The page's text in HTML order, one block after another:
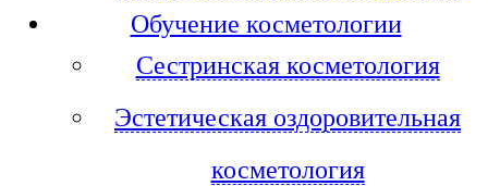
Обучение косметологии
Сестринская косметология
Эстетическая оздоровительная
косметология